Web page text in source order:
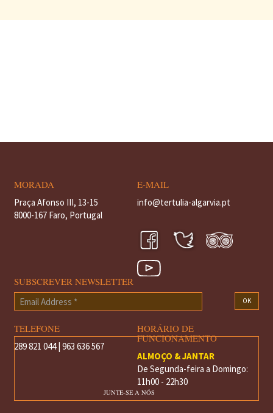
MORADA
Praça Afonso III, 13-15
8000-167 Faro, Portugal
E-MAIL
info@tertulia-algarvia.pt
SUBSCREVER NEWSLETTER
Email
Address
*
OK
TELEFONE
289 821 044 | 963 636 567
HORÁRIO DE
FUNCIONAMENTO
ALMOÇO & JANTAR
De Segunda-feira a Domingo:
11h00 - 22h30
JUNTE-SE A NÓS